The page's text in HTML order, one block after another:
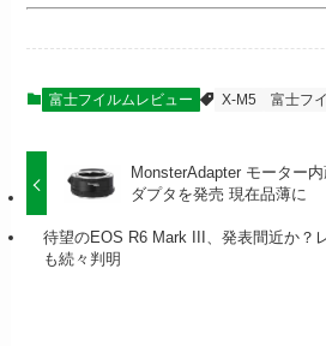
富士フイルムレビュー X-M5 富士フ
MonsterAdapter モーター
ダプタを発売 現在品薄に
待望のEOS R6 Mark III、発表間近か？
も続々判明